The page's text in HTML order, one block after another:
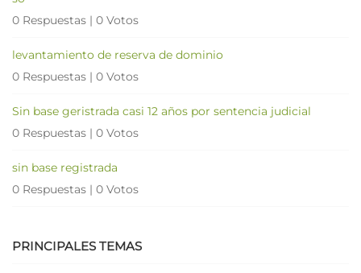
0 Respuestas | 0 Votos
levantamiento de reserva de dominio
0 Respuestas | 0 Votos
Sin base geristrada casi 12 años por sentencia judicial
0 Respuestas | 0 Votos
sin base registrada
0 Respuestas | 0 Votos
PRINCIPALES TEMAS